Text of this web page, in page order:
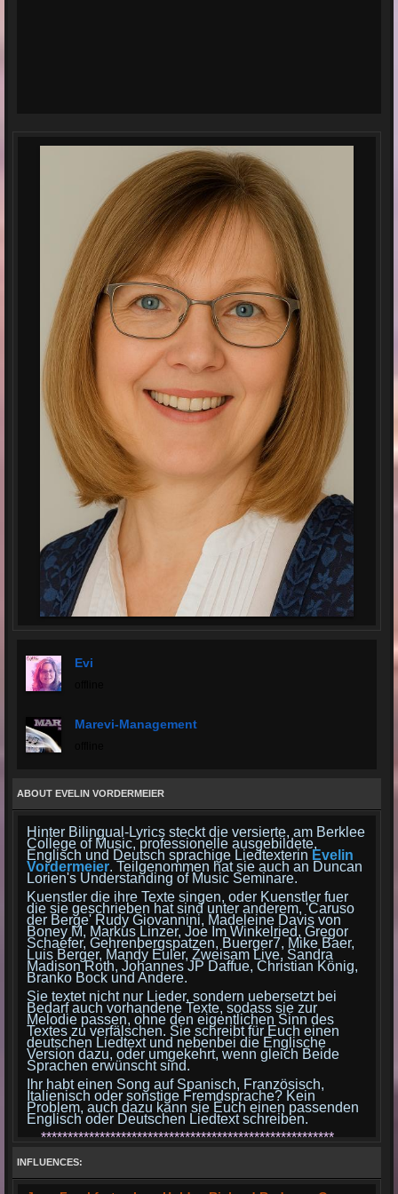
Evi
Marevi-Management
ABOUT EVELIN VORDERMEIER
Hinter Bilingual-Lyrics steckt die versierte, am Berklee
College of Music, professionelle ausgebildete,
Englisch und Deutsch sprachige Liedtexterin Evelin
Vordermeier. Teilgenommen hat sie auch an Duncan
Lorien's Understanding of Music Seminare.
Kuenstler die ihre Texte singen, oder Kuenstler fuer
die sie geschrieben hat sind unter anderem, 'Caruso
der Berge' Rudy Giovannini, Madeleine Davis von
Boney M, Markus Linzer, Joe Im Winkelried, Gregor
Schaefer, Gehrenbergspatzen, Buerger7, Mike Baer,
Luis Berger, Mandy Euler, Zweisam Live, Sandra
Madison Roth, Johannes JP Daffue, Christian König,
Branko Bock und Andere.
Sie textet nicht nur Lieder, sondern uebersetzt bei
Bedarf auch vorhandene Texte, sodass sie zur
Melodie passen, ohne den eigentlichen Sinn des
Textes zu verfälschen. Sie schreibt für Euch einen
deutschen Liedtext und nebenbei die Englische
Version dazu, oder umgekehrt, wenn gleich Beide
Sprachen erwünscht sind.
Ihr habt einen Song auf Spanisch, Französisch,
Italienisch oder sonstige Fremdsprache? Kein
Problem, auch dazu kann sie Euch einen passenden
Englisch oder Deutschen Liedtext schreiben.
*******************************************************
accomplished lyricist who studied professional lyric
taken part in Duncan Lorien's "Understanding of
INFLUENCES: